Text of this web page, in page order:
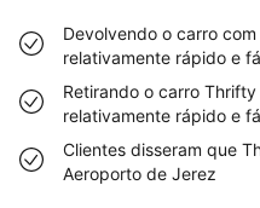
Devolvendo o carro
relativamente rápido e
Retirando o carro
relativamente rápido e
Clientes disseram que
Aeroporto de Jerez